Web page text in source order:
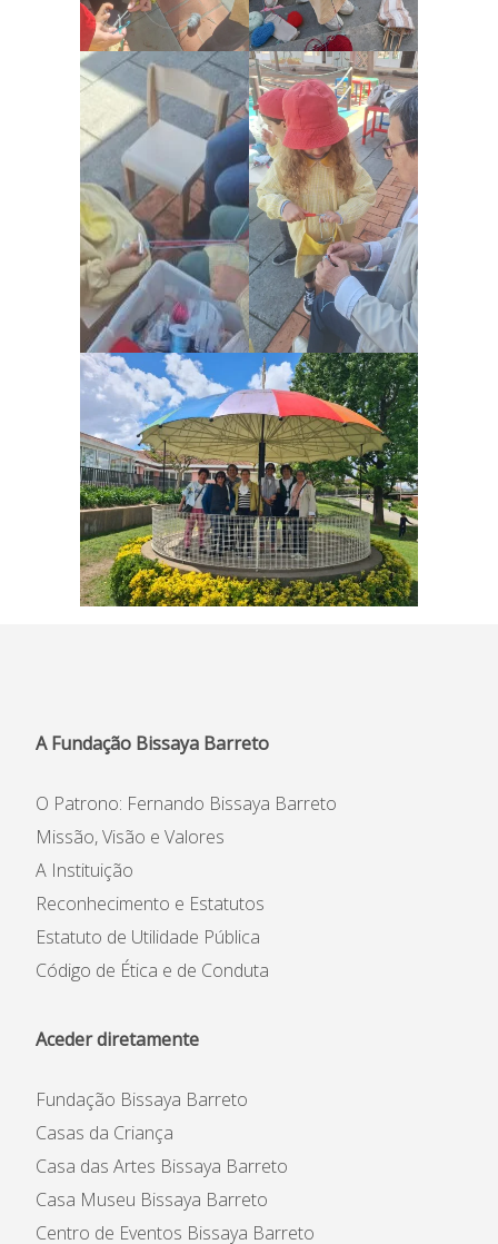
A Fundação Bissaya Barreto
O Patrono: Fernando Bissaya Barreto
Missão, Visão e Valores
A Instituição
Reconhecimento e Estatutos
Estatuto de Utilidade Pública
Código de Ética e de Conduta
Aceder diretamente
Fundação Bissaya Barreto
Casas da Criança
Casa das Artes Bissaya Barreto
Casa Museu Bissaya Barreto
Centro de Eventos Bissaya Barreto